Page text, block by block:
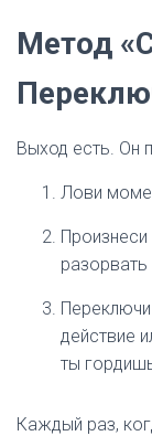
Метод
Выход есть. Он
Лови
действие
ты
Каждый раз,